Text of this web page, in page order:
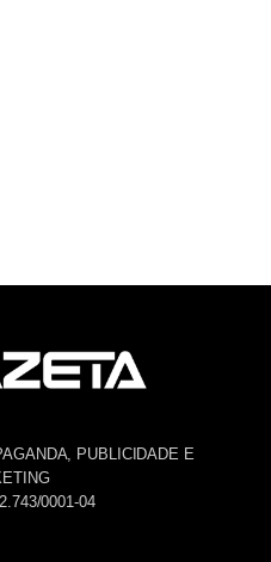
PUBLICIDADE E
0001-04